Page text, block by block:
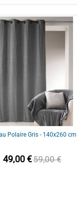
Polaire Gris - 140x260 cm
49,00 €59,00 €